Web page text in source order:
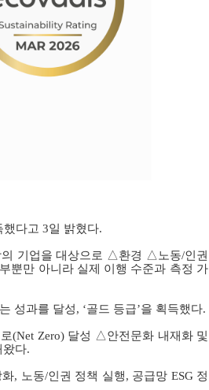
했다고 3일 밝혔다.
의 기업을 대상으로 △환경 △노동/인권
뿐만 아니라 실제 이행 수준과 측정 가
성과를 달성, ‘골드 등급’을 획득했다.
(Net Zero) 달성 △안전문화 내재화 및
왔다.
화, 노동/인권 정책 실행, 공급망 ESG 정